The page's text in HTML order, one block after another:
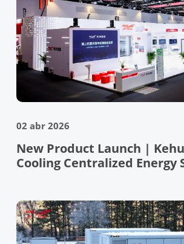
02 abr 2026
New Product Launch |
Cooling Centralized Energy